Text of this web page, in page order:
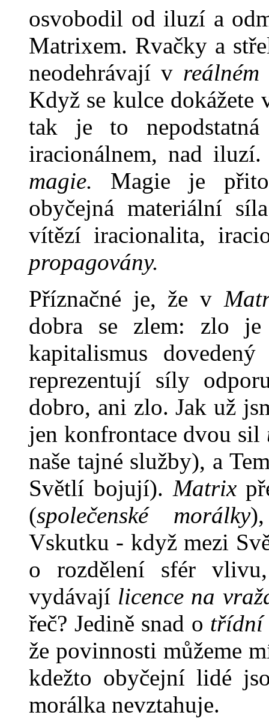
osvobodil od iluzí a
Matrixem. Rvačky a
neodehrávají v reálném
Když se kulce
tak je to
iracionálnem, nad
magie. Magie je
obyčejná materiální
vítězí iracionalita,
propagovány.
Příznačné je, že v
dob­ra se zlem: zlo je
kapitalismus
reprezentují síly
dobro, ani zlo. Jak už
jen konfrontace dvou sil
naše tajné služby), a
Světlí bojují). Matrix
(společenské morálky
Vskutku - když mezi
o rozdělení sfér
vydávají licence na
řeč? Jedině snad o třídní
že povinnosti můžeme
kdežto obyčejní lidé
morálka nevztahuje.